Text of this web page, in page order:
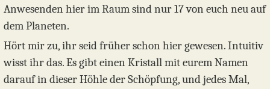
Anwesenden hier im Raum sind nur 17 von euch neu auf
dem Planeten.
Hört mir zu, ihr seid früher schon hier gewesen. Intuitiv
wisst ihr das. Es gibt einen Kristall mit eurem Namen
darauf in dieser Höhle der Schöpfung, und jedes Mal,